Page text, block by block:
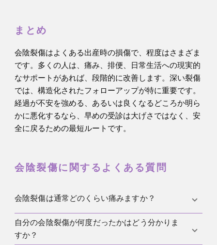
まとめ
会陰裂傷はよくある出産時の損傷で、程度はさまざま
です。多くの人は、痛み、排便、日常生活への現実的
なサポートがあれば、段階的に改善します。深い裂傷
では、構造化されたフォローアップが特に重要です。
経過が不安を強める、あるいは良くなるどころか明ら
かに悪化するなら、早めの受診は大げさではなく、安
全に戻るための最短ルートです。
会陰裂傷に関するよくある質問
会陰裂傷は通常どのくらい痛みますか？
最初の数日は痛みがよくありますが、多くの人は1〜
2週間でかなり改善します。深い損傷ではさらに時間
自分の会陰裂傷が何度だったかはどう分かりま
すか？